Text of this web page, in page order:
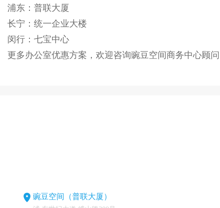
浦东：普联大厦
长宁：统一企业大楼
闵行：七宝中心
更多办公室优惠方案，欢迎咨询豌豆空间商务中心顾问
豌豆空间（普联大厦）